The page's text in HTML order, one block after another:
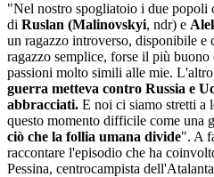
"Nel nostro spogliatoio i due
di Ruslan (Malinovskyi, ndr) e
un ragazzo introverso, disponibile e
ragazzo semplice, forse il più
passioni molto simili alle mie.
guerra metteva contro Russia e
abbracciati. E noi ci siamo stretti a
questo momento difficile come una
ciò che la follia umana divide". A
raccontare l'episodio che ha
Pessina, centrocampista